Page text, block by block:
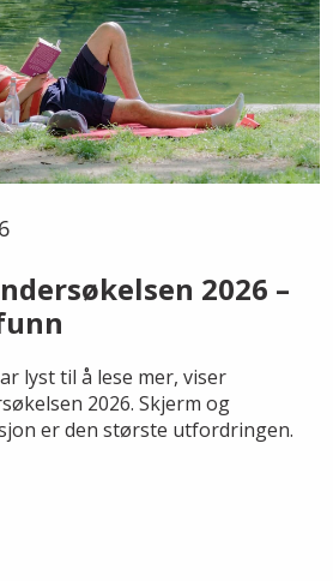
2026 –
lyst til å lese mer, viser
2026. Skjerm og
er den største utfordringen.